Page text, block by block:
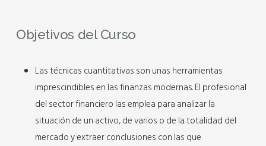
Objetivos del Curso
Las técnicas cuantitativas son unas herramientas
imprescindibles en las finanzas modernas. El profesional
del sector financiero las emplea para analizar la
situación de un activo, de varios o de la totalidad del
mercado y extraer conclusiones con las que